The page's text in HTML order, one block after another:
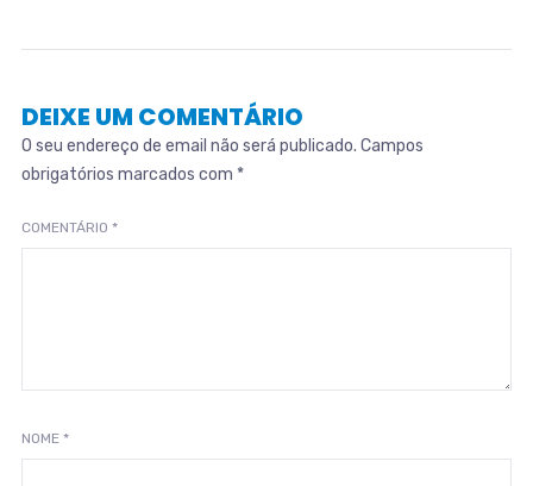
DEIXE UM COMENTÁRIO
O seu endereço de email não será publicado. Campos
obrigatórios marcados com *
COMENTÁRIO *
NOME *